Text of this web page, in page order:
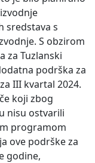
sredstava s
S obzirom
za Tuzlanski
podrška za
III kvartal 2024.
koji zbog
nisu ostvarili
programom
ove podrške za
godine,